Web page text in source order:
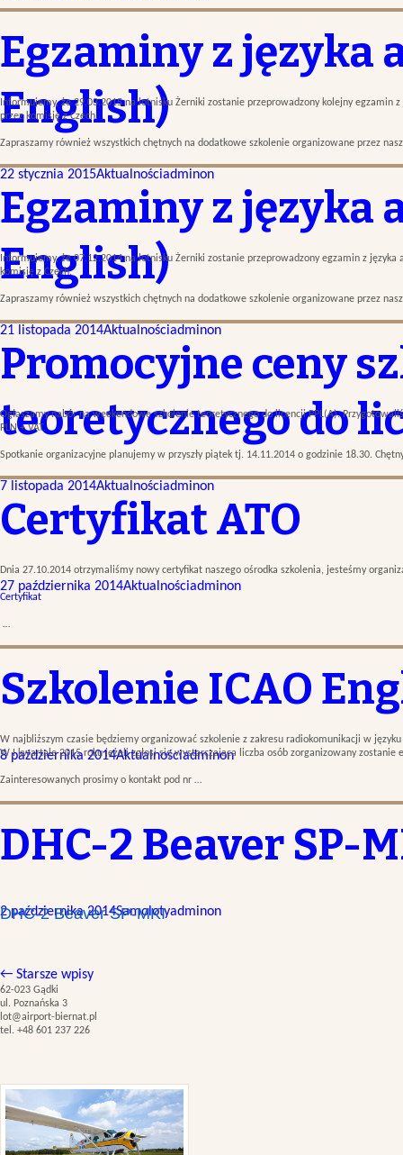
Egzaminy z języka
English)
22 stycznia 2015Aktualnościadminon
Informujemy, że 29.03.2015 na lotnisku Żerniki zostanie przeprowadzony kolejny
przez komisję z Czech.
Zapraszamy również wszystkich chętnych na dodatkowe szkolenie organizowane przez
Egzaminy z języka
English)
21 listopada 2014Aktualnościadminon
Informujemy, że 07.12.2014 na lotnisku Żerniki zostanie przeprowadzony egzamin z
komisję z Czech.
Zapraszamy również wszystkich chętnych na dodatkowe szkolenie organizowane przez
Promocyjne ceny
teoretycznego do
7 listopada 2014Aktualnościadminon
Ogłaszamy nabór na weekendowe szkolenie teoretycznego do licencji PPL(A).
PLN + VAT.
Spotkanie organizacyjne planujemy w przyszły piątek tj. 14.11.2014 o godzinie 18.30.
Certyfikat ATO
27 października 2014Aktualnościadminon
Dnia 27.10.2014 otrzymaliśmy nowy certyfikat naszego ośrodka szkolenia, jesteśmy
Certyfikat
…
Szkolenie ICAO
8 października 2014Aktualnościadminon
W najbliższym czasie będziemy organizować szkolenie z zakresu radiokomunikacji w
W I kwartale 2015 roku jeżeli zgłosi się wystarczająca liczba osób zorganizowany zostanie
Zainteresowanych prosimy o kontakt pod nr …
DHC-2 Beaver SP-
2 października 2014Samolotyadminon
DHC-2 Beaver SP-MKI
← Starsze wpisy
62-023 Gądki
ul. Poznańska 3
lot@airport-biernat.pl
tel. +48 601 237 226